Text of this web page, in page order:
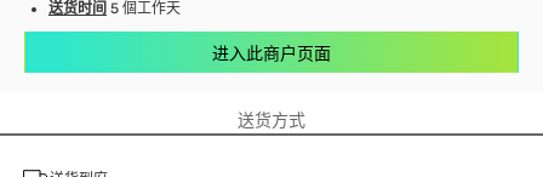
送货时间 5 個工作天
进入此商户页面
送货方式